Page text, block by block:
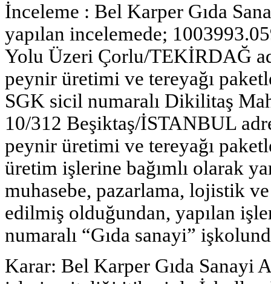
İnceleme : Bel Karper Gıda
yapılan incelemede;
Yolu Üzeri Çorlu/TEKİRDAĞ
peynir üretimi ve tereyağı
SGK sicil numaralı Dikilitaş
10/312 Beşiktaş/İSTANBUL
peynir üretimi ve tereyağı
üretim işlerine bağımlı olarak
muhasebe, pazarlama, lojistik
edilmiş olduğundan, yapılan
numaralı “Gıda sanayi”
Karar: Bel Karper Gıda Sanayi